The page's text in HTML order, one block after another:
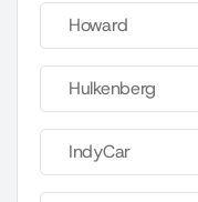
Howard
Hulkenberg
IndyCar